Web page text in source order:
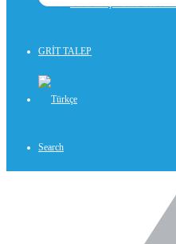
STAJ BAŞVURU SİSTEMİ
GRİT TALEP
Search